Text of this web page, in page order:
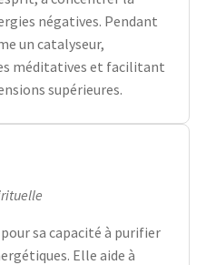
négatives. Pendant
un catalyseur,
méditatives et facilitant
supérieures.
sa capacité à purifier
Elle aide à